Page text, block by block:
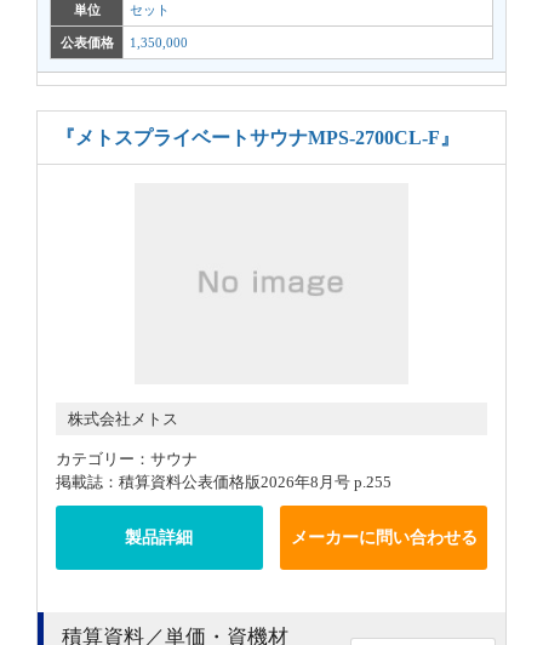
単位 セット
公表価格 1,350,000
『メトスプライベートサウナMPS-2700CL-F』
株式会社メトス
カテゴリー：サウナ
掲載誌：積算資料公表価格版2026年8月号 p.255
製品詳細 メーカーに問い合わせる
積算資料／単価・資機材